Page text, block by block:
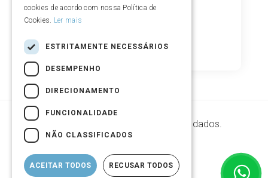
Segurança de armazenamento de dados.
cookies de acordo com nossa Política de
Cookies. Ler mais
ESTRITAMENTE NECESSÁRIOS
DESEMPENHO
DIRECIONAMENTO
FUNCIONALIDADE
NÃO CLASSIFICADOS
ACEITAR TODOS RECUSAR TODOS